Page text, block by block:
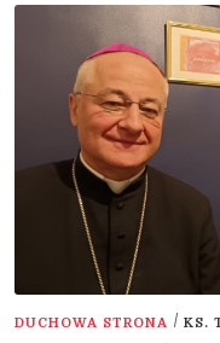
DUCHOWA STRONA / KS.